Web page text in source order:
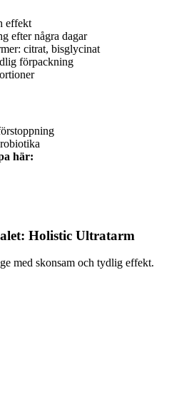
effekt
efter några dagar
citrat, bisglycinat
förpackning
här:
Holistic Ultratarm
med skonsam och tydlig effekt.